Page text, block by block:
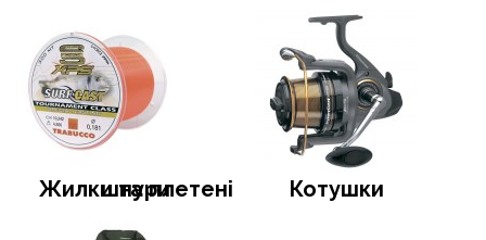
Жилки та плетені шнури Котушки